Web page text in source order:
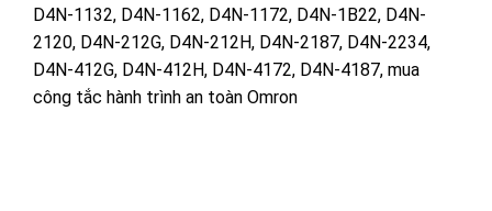
D4N-1132, D4N-1162, D4N-1172, D4N-1B22, D4N-
2120, D4N-212G, D4N-212H, D4N-2187, D4N-2234,
D4N-412G, D4N-412H, D4N-4172, D4N-4187, mua
công tắc hành trình an toàn Omron